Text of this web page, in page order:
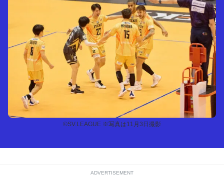
©SV.LEAGUE ※写真は11月3日撮影
ADVERTISEMENT